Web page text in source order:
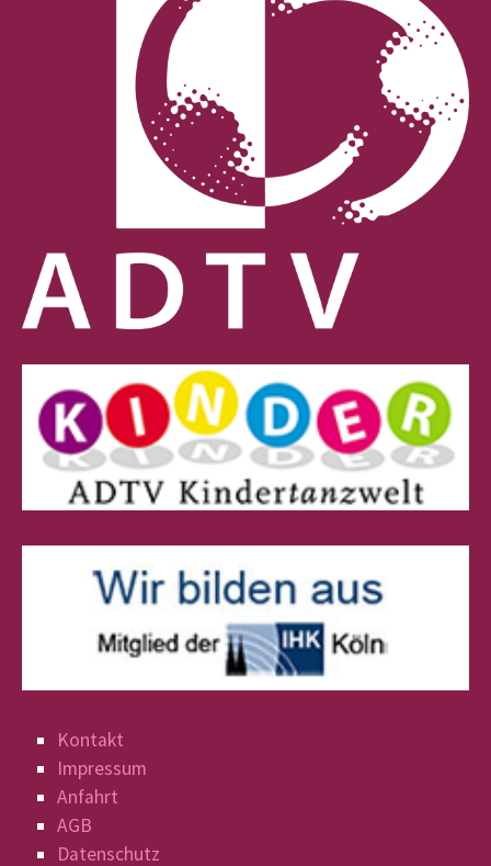
Kontakt
Impressum
Anfahrt
AGB
Datenschutz